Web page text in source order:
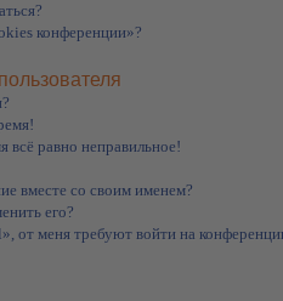
конференции»?
всё равно неправильное!
вместе со своим именем?
его?
от меня требуют войти на